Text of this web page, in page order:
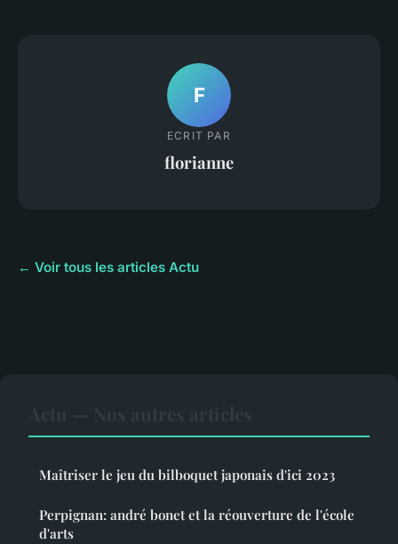
F
ECRIT PAR
florianne
← Voir tous les articles Actu
Maîtriser le jeu du bilboquet japonais d'ici 2023
Perpignan: andré bonet et la réouverture de l'école
d'arts